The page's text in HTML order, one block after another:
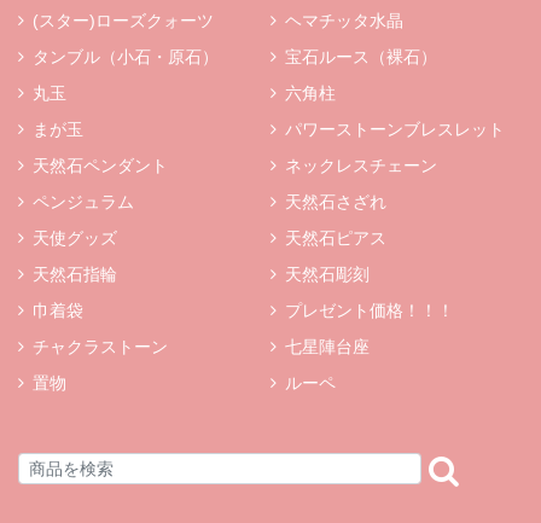
(スター)ローズクォーツ
ヘマチッタ水晶
タンブル（小石・原石）
宝石ルース（裸石）
丸玉
六角柱
まが玉
パワーストーンブレスレット
天然石ペンダント
ネックレスチェーン
ペンジュラム
天然石さざれ
天使グッズ
天然石ピアス
天然石指輪
天然石彫刻
巾着袋
プレゼント価格！！！
チャクラストーン
七星陣台座
置物
ルーペ